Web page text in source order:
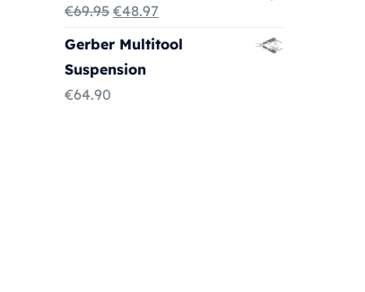
€69.95 Ursprünglicher
Preis
war:
€48.97
Preis
Gerber Multitool
Suspension
€64.90